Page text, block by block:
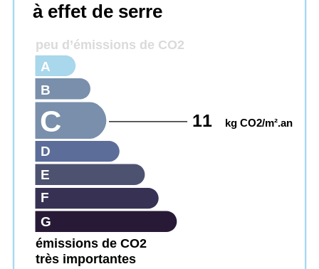
émissions de CO2
très importantes
à effet de serre
peu d’émissions de CO2
G
F
E
D
C 11 kg CO2/m².an
B
A